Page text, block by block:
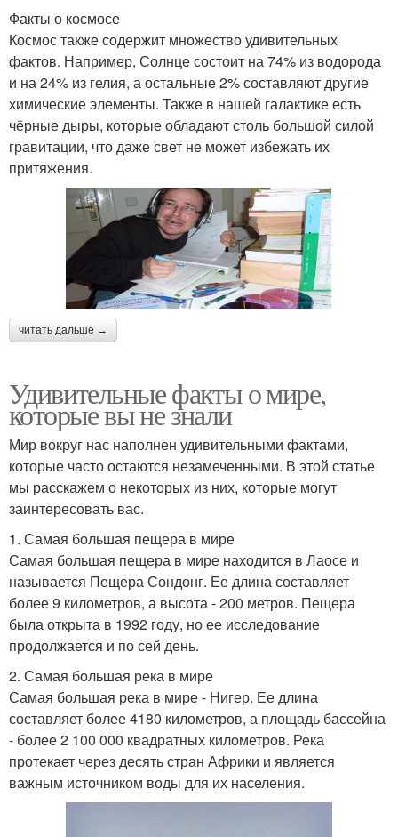
Факты о космосе
Космос также содержит множество удивительных
фактов. Например, Солнце состоит на 74% из водорода
и на 24% из гелия, а остальные 2% составляют другие
химические элементы. Также в нашей галактике есть
чёрные дыры, которые обладают столь большой силой
гравитации, что даже свет не может избежать их
притяжения.
читать дальше →
Удивительные факты о мире,
которые вы не знали
Мир вокруг нас наполнен удивительными фактами,
которые часто остаются незамеченными. В этой статье
мы расскажем о некоторых из них, которые могут
заинтересовать вас.
1. Самая большая пещера в мире
Самая большая пещера в мире находится в Лаосе и
называется Пещера Сондонг. Ее длина составляет
более 9 километров, а высота - 200 метров. Пещера
была открыта в 1992 году, но ее исследование
продолжается и по сей день.
2. Самая большая река в мире
Самая большая река в мире - Нигер. Ее длина
составляет более 4180 километров, а площадь бассейна
- более 2 100 000 квадратных километров. Река
протекает через десять стран Африки и является
важным источником воды для их населения.